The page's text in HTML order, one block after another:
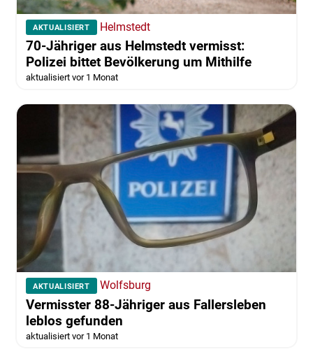
AKTUALISIERT Helmstedt
70-Jähriger aus Helmstedt vermisst:
Polizei bittet Bevölkerung um Mithilfe
aktualisiert vor 1 Monat
AKTUALISIERT Wolfsburg
Vermisster 88-Jähriger aus Fallersleben
leblos gefunden
aktualisiert vor 1 Monat